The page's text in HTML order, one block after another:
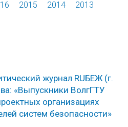
2015 2014
2013
журнал RUБЕЖ (г.
«Выпускники ВолгГТУ
организациях
систем безопасности»